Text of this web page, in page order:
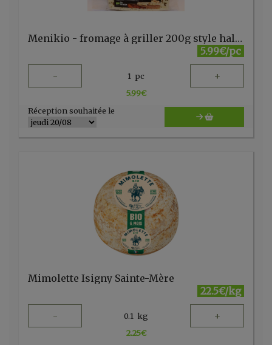
Menikio - fromage à griller 200g style halloumi
5.99€/pc
- 1 pc +
5.99€
Réception souhaitée le
Mimolette Isigny Sainte-Mère
22.5€/kg
- 0.1 kg +
2.25€